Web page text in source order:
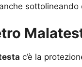
sottolineando
c’è la